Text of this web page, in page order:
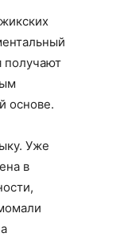
получают
основе.
Уже
в